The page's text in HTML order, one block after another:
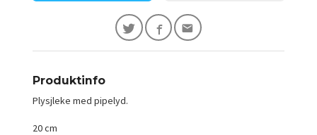
Produktinfo
Plysjleke med pipelyd.
20 cm